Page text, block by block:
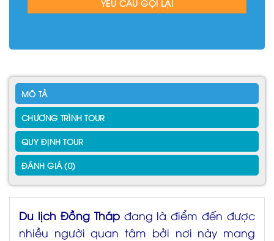
MÔ TẢ
CHƯƠNG TRÌNH TOUR
QUY ĐỊNH TOUR
ĐÁNH GIÁ (0)
Du lịch Đồng Thápđang là điểm đến được
nhiều người quan tâm bởi nơi này mang